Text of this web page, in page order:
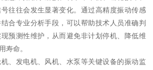
往往会发生显著变化。通过高精度振动传感
合专业分析手段，可以帮助技术人员准确判
预测性维护，从而避免非计划停机、降低维
寿命。
、发电机、风机、水泵等关键设备的振动监